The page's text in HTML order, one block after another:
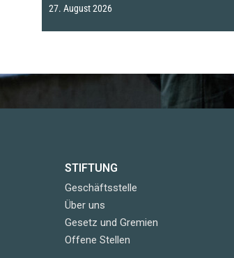
27. August 2026
STIFTUNG
Geschäftsstelle
Über uns
Gesetz und Gremien
Offene Stellen